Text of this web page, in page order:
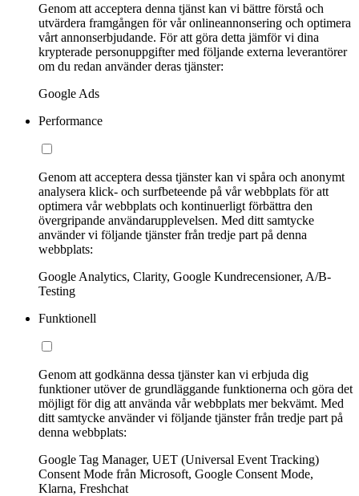
Genom att acceptera denna tjänst kan vi bättre förstå och
utvärdera framgången för vår onlineannonsering och optimera
vårt annonserbjudande. För att göra detta jämför vi dina
krypterade personuppgifter med följande externa leverantörer
om du redan använder deras tjänster:
Google Ads
Performance
Genom att acceptera dessa tjänster kan vi spåra och anonymt
analysera klick- och surfbeteende på vår webbplats för att
optimera vår webbplats och kontinuerligt förbättra den
övergripande användarupplevelsen. Med ditt samtycke
använder vi följande tjänster från tredje part på denna
webbplats:
Google Analytics, Clarity, Google Kundrecensioner, A/B-
Testing
Funktionell
Genom att godkänna dessa tjänster kan vi erbjuda dig
funktioner utöver de grundläggande funktionerna och göra det
möjligt för dig att använda vår webbplats mer bekvämt. Med
ditt samtycke använder vi följande tjänster från tredje part på
denna webbplats:
Google Tag Manager, UET (Universal Event Tracking)
Consent Mode från Microsoft, Google Consent Mode,
Klarna, Freshchat